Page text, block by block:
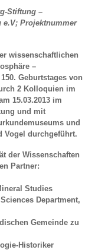
Stiftung –
e.V; Projektnummer
wissenschaftlichen
–
Geburtstages von
2 Kolloquien im
15.03.2013 im
und mit
und
Vogel durchgeführt.
der Wissenschaften
Partner:
Studies
Department,
Gemeinde zu
Historiker